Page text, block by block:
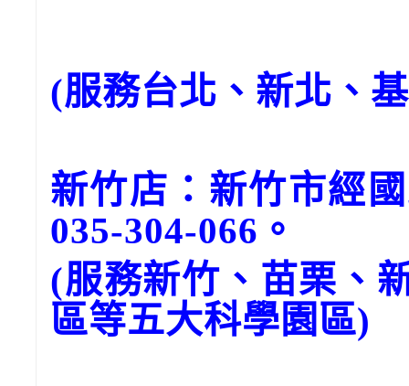
(服務台北、新北、
新竹店：新竹市經
035-304-066。
(服務新竹、苗栗、
區等五大科學園區)